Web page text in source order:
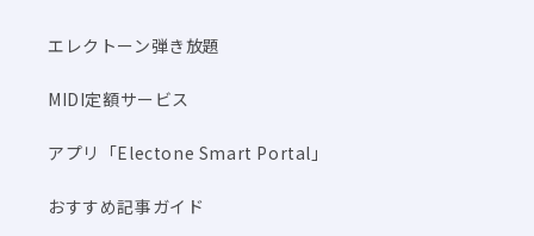
エレクトーン弾き放題
MIDI定額サービス
アプリ「Electone Smart Portal」
おすすめ記事ガイド